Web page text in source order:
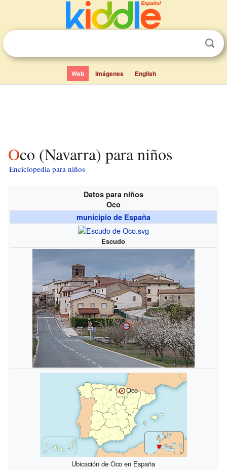
Web Imágenes English
Oco (Navarra) para niños
Enciclopedia para niños
Datos para niños
Oco
municipio de España
Escudo
Oco
Ubicación de Oco en España